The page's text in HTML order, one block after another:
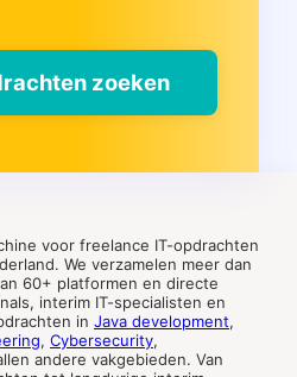
zoeken
voor freelance IT-opdrachten
We verzamelen meer dan
60+ platformen en directe
interim IT-specialisten en
in Java development,
, Cybersecurity,
andere vakgebieden. Van